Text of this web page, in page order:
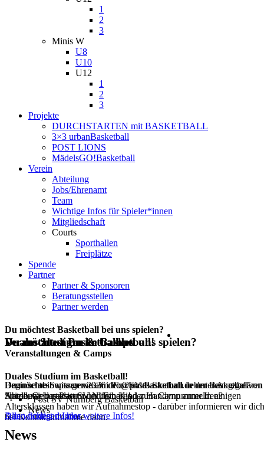
1
2
3
Minis W
U8
U10
U12
1
2
3
Projekte
DURCHSTARTEN mit BASKETBALL
3×3 urbanBasketball
POST LIONS
MädelsGO!Basketball
Verein
Abteilung
Jobs/Ehrenamt
Team
Wichtige Infos für Spieler*innen
Mitgliedschaft
Courts
Sporthallen
Freiplätze
Spende
Partner
Partner & Sponsoren
Beratungsstellen
Partner werden
Du möchtest Basketball bei uns spielen?
Dann schreib uns gerne an info@postbasketball.de unter Angabe von
Name, Geburtsdatum und Email oder Handynummer.In einigen
Altersklassen haben wir Aufnahmestop - darüber informieren wir dich
bei Kontaktaufnahme dann.
Veranstaltungen & Camps
Du möchtest wissen was im Post SV Basketball neben dem regulären
Spielbetrieb passiert oder dein Kind zum Camp anmelden?
Dann findest du hier weitere Infos!
Duales Studium im Basketball!
Beginne ab Septemer 2026 dein duales Studium in der Basketball
Abteilung des Post SV Nürnberg!
Alle wichtigen Infos
Du möchtest Basketball bei uns spielen?
Veranstaltungen & Camps
Duales Studium im Basketball!
Post SV Nürnberg Basketball
News
News